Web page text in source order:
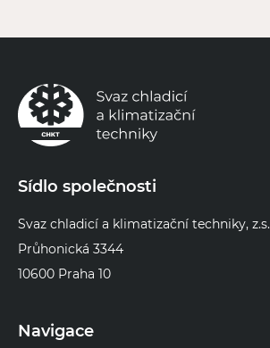
Sídlo společnosti
Svaz chladicí a klimatizační techniky, z.s.
Průhonická 3344
10600 Praha 10
Navigace